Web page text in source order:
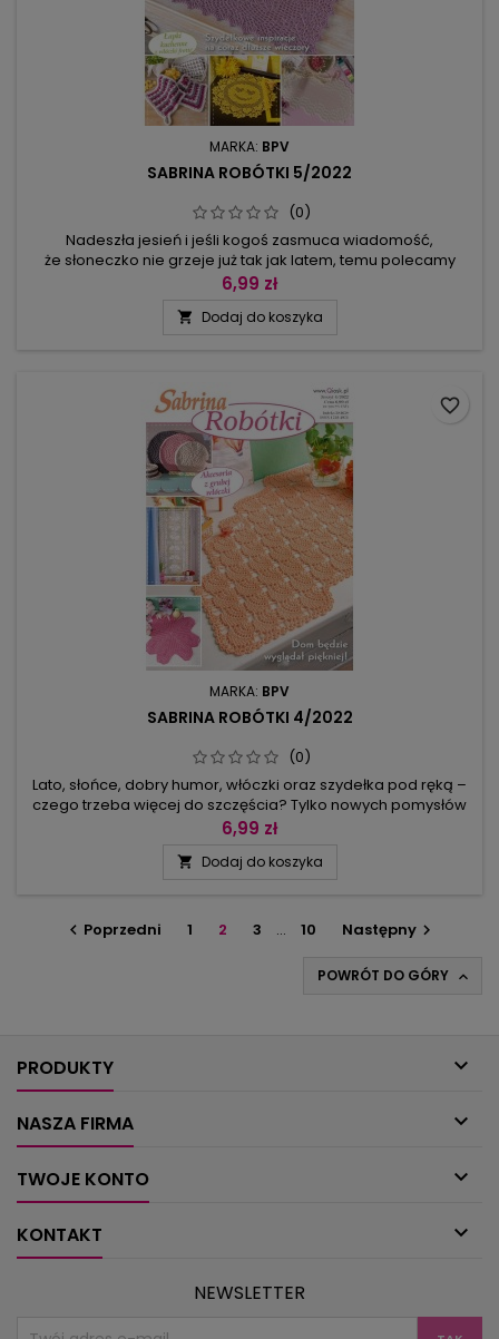
MARKA: BPV
SABRINA ROBÓTKI 5/2022
(0)
Nadeszła jesień i jeśli kogoś zasmuca wiadomość,
że słoneczko nie grzeje już tak jak latem, temu polecamy
modele z tego numeru Sabriny Robótki. Słoneczne uśmiechy
mieszkaniu o najpiękniejszej porze roku i pozwolą radośnie
6,99 zł
 Dodaj do koszyka
MARKA: BPV
SABRINA ROBÓTKI 4/2022
(0)
Lato, słońce, dobry humor, włóczki oraz szydełka pod ręką –
czego trzeba więcej do szczęścia? Tylko nowych pomysłów
na szydełkowane robótki! A tych mamy pod
łososiowy i różowy, a do tego ponadczasowa biel, która
6,99 zł
 Dodaj do koszyka
favorite_border
 Poprzedni 1 2 3 … 10 Następny
POWRÓT DO GÓRY 
PRODUKTY 
NASZA FIRMA 
TWOJE KONTO 
KONTAKT 
NEWSLETTER